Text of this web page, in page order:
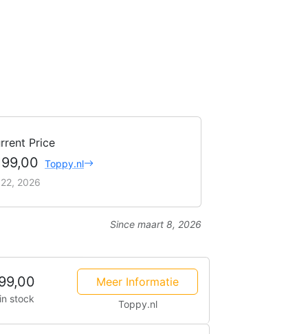
Price
Toppy.nl
2026
Since maart 8, 2026
in stock
Meer Informatie
Toppy.nl